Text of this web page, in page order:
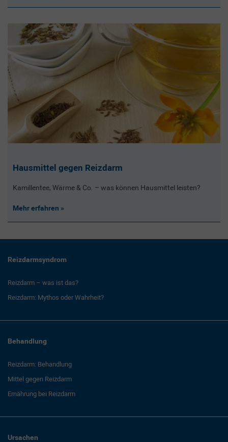
Hausmittel gegen Reizdarm
Kamillentee, Wärme & Co. – was können Hausmittel leisten?
Mehr erfahren
Reizdarmsyndrom
Reizdarm – was ist das?
Reizdarm: Mythos oder Wahrheit?
Behandlung
Reizdarm: Behandlung
Mittel gegen Reizdarm
Ernährung bei Reizdarm
Ursachen